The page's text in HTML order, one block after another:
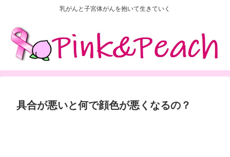
乳がんと子宮体がんを抱いて生きていく
具合が悪いと何で顔色が悪くなるの？